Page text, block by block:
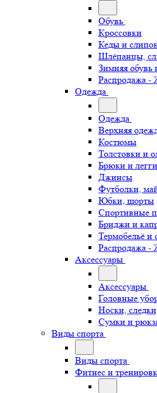
Обувь
Кроссовки
Кеды и
Шлёпанцы,
Зимняя обувь
Распродажа -
Одежда
Одежда
Верхняя
Костюмы
Толстовки и
Брюки и
Джинсы
Футболки,
Юбки, шорты
Спортивные
Бриджи и
Термобельё и
Распродажа -
Аксессуары
Аксессуары
Головные
Носки,
Сумки и
Виды спорта
Виды спорта
Фитнес и